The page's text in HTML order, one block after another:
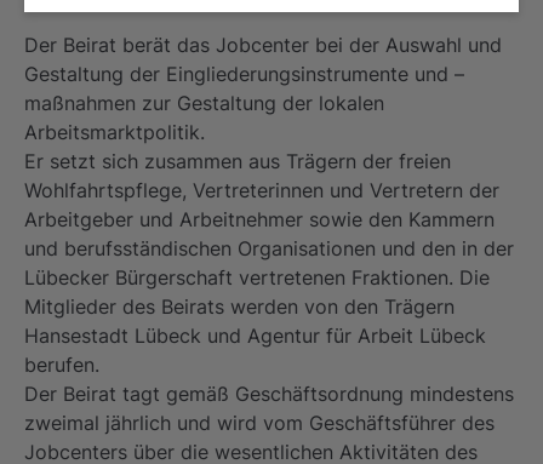
Der Beirat berät das Jobcenter bei der Auswahl und
Gestaltung der Eingliederungsinstrumente und –
maßnahmen zur Gestaltung der lokalen
Arbeitsmarktpolitik.
Er setzt sich zusammen aus Trägern der freien
Wohlfahrtspflege, Vertreterinnen und Vertretern der
Arbeitgeber und Arbeitnehmer sowie den Kammern
und berufsständischen Organisationen und den in der
Lübecker Bürgerschaft vertretenen Fraktionen. Die
Mitglieder des Beirats werden von den Trägern
Hansestadt Lübeck und Agentur für Arbeit Lübeck
berufen.
Der Beirat tagt gemäß Geschäftsordnung mindestens
zweimal jährlich und wird vom Geschäftsführer des
Jobcenters über die wesentlichen Aktivitäten des